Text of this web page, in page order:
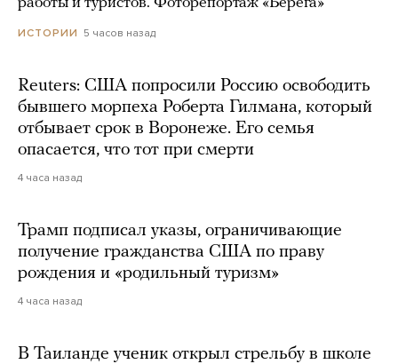
ИСТОРИИ 5 часов назад
Reuters: США попросили Россию освободить
бывшего морпеха Роберта Гилмана, который
отбывает срок в Воронеже. Его семья
опасается, что тот при смерти
4 часа назад
Трамп подписал указы, ограничивающие
получение гражданства США по праву
рождения и «родильный туризм»
4 часа назад
В Таиланде ученик открыл стрельбу в школе